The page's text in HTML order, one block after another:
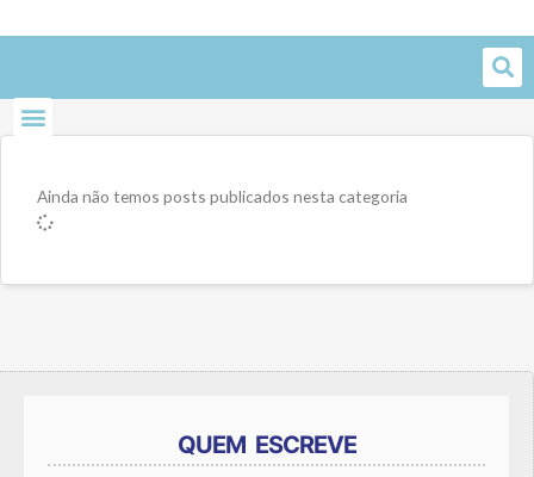
Ainda não temos posts publicados nesta categoria
QUEM ESCREVE